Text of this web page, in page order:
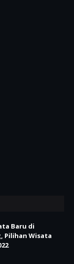
Baru di
Pilihan Wisata